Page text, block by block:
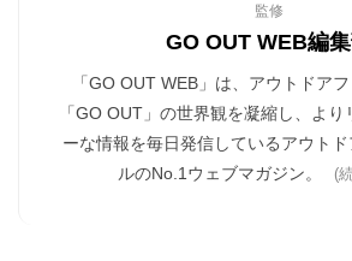
監修
GO OUT WEB編
「GO OUT WEB」は、アウトドア
「GO OUT」の世界観を凝縮し、より
ーな情報を毎日発信しているアウト
ルのNo.1ウェブマガジン。
(